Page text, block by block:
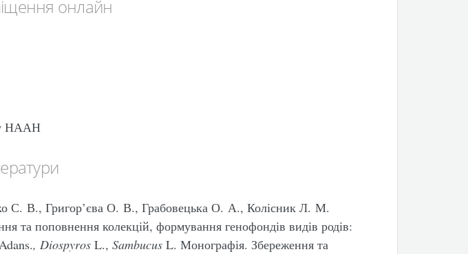
онлайн
НААН
С. В., Григор’єва О. В., Грабовецька О. А., Колісник Л. М.
та поповнення колекцій, формування генофондів видів родів:
, DiospyrosL., SambucusL. Монографія. Збереження та